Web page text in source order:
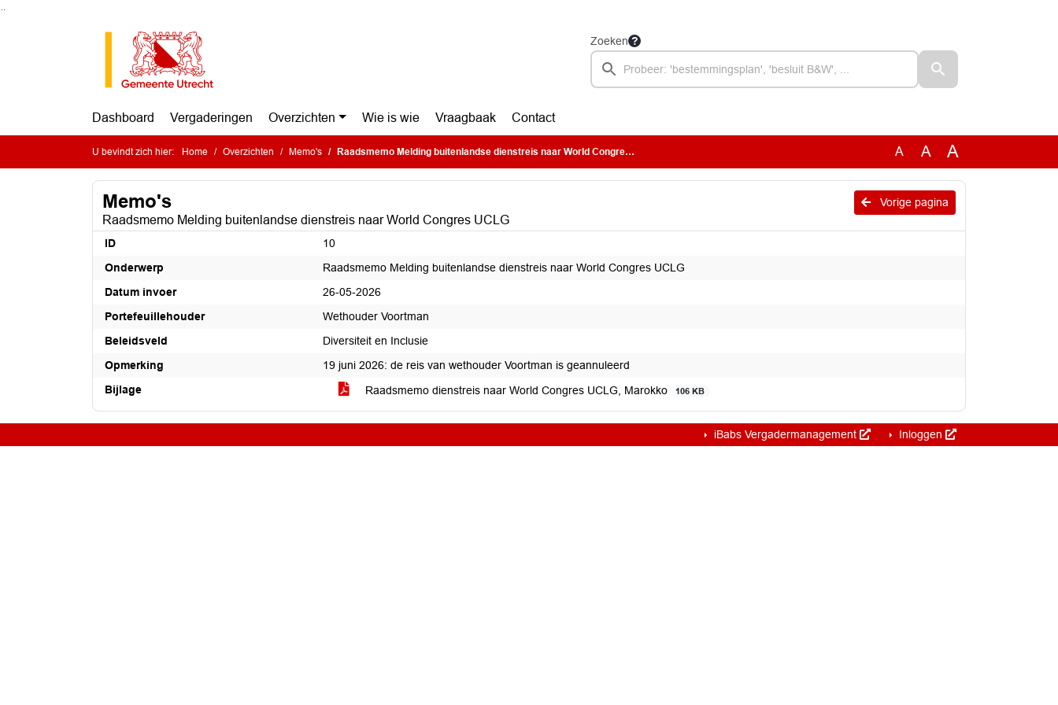
Zoeken
Dashboard Vergaderingen Overzichten Wie is wie Vraagbaak Contact
U bevindt zich hier: Home Overzichten Memo's Raadsmemo Melding buitenlandse dienstreis naar World Congres UCLG A A A
Vorige pagina
Memo's
Raadsmemo Melding buitenlandse dienstreis naar World Congres UCLG
ID
10
Onderwerp
Raadsmemo Melding buitenlandse dienstreis naar World Congres UCLG
Datum invoer
26-05-2026
Portefeuillehouder
Wethouder Voortman
Beleidsveld
Diversiteit en Inclusie
Opmerking
19 juni 2026: de reis van wethouder Voortman is geannuleerd
Bijlage
Raadsmemo dienstreis naar World Congres UCLG, Marokko 106 KB
iBabs Vergadermanagement Inloggen